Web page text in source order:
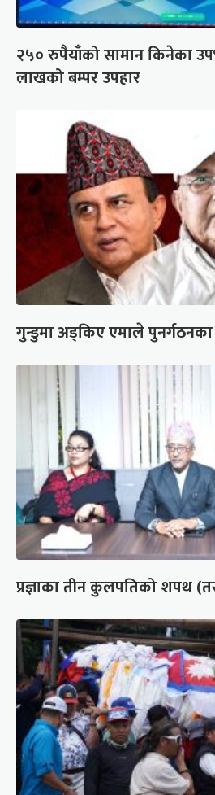
२५० रुपैयाँको सामान किनेका
लाखको बम्पर उपहार
गुन्डुमा अड्किए एमाले पुनर्गठनका
प्रज्ञाका तीन कुलपतिको शपथ